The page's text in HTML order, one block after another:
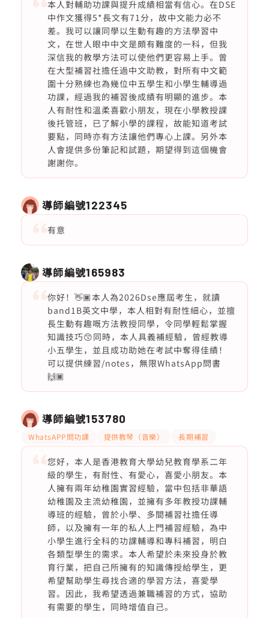
本人對輔助功課與提升成績相當有信心。在DSE
中作文獲得5*長文有71分，故中文能力必不
差。我可以讓同學以生動有趣的方法學習中
文，在世人眼中中文是頗有難度的一科，但我
深信我的教學方法可以使他們更容易上手。曾
在大型補習社擔任過中文助教，對所有中文範
圍十分熟練也為幾位中五學生和小學生輔導過
功課，經過我的補習後成績有明顯的進步。本
人有耐性和溫柔喜歡小朋友，現在小學教授課
後托管班，已了解小學的課程，故能知道考試
要點，同時亦有方法讓他們專心上課。另外本
人會提供多份筆記和試題，期望得到這個機會
謝謝你。
導師編號122345
有意
導師編號165983
你好！👋🏿本人為2026Dse應屆考生，就讀
band1B英文中學，本人相對有耐性細心，並擅
長生動有趣嘅方法教授同學，令同學輕鬆掌握
知識技巧😙同時，本人具義補經驗，曾經教導
小五學生，並且成功助她在考試中奪得佳績！
可以提供練習/notes，無限WhatsApp問書
🙌🏿
導師編號153780
WhatsAPP問功課 提供教琴（音樂） 長期補習
您好，本人是香港教育大學幼兒教育學系二年
級的學生，有耐性、有愛心，喜愛小朋友。本
人擁有兩年幼稚園實習經驗，當中包括非華語
幼稚園及主流幼稚園，並擁有多年教授功課輔
導班的經驗，曾於小學、多間補習社擔任導
師，以及擁有一年的私人上門補習經驗，為中
小學生進行全科的功課輔導和專科補習，明白
各類型學生的需求。本人希望於未來投身於教
育行業，把自己所擁有的知識傳授給學生，更
希望幫助學生尋找合適的學習方法，喜愛學
習。因此，我希望透過兼職補習的方式，協助
有需要的學生，同時增值自己。